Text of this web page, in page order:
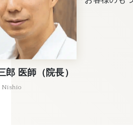
郎 医師（院長）
Nishio